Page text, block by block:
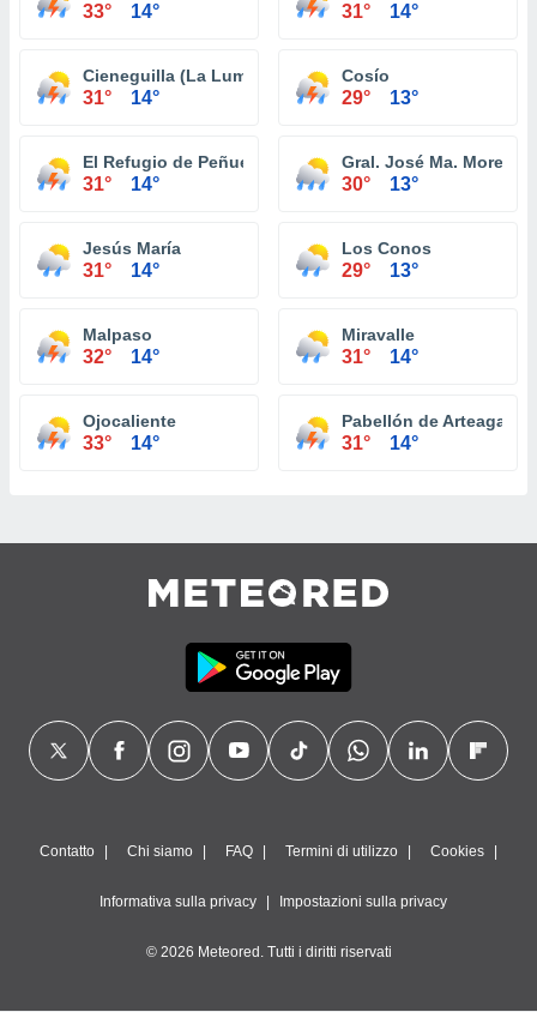
33° 14° 31° 14°
Cieneguilla (La Lumbrera)
31° 14°
Cosío
29° 13°
El Refugio de Peñuelas
31° 14°
Gral. José Ma. Morelos
30° 13°
Jesús María
31° 14°
Los Conos
29° 13°
Malpaso
32° 14°
Miravalle
31° 14°
Ojocaliente
33° 14°
Pabellón de Arteaga
31° 14°
Contatto Chi siamo FAQ Termini di utilizzo Cookies
Informativa sulla privacy Impostazioni sulla privacy
© 2026 Meteored. Tutti i diritti riservati